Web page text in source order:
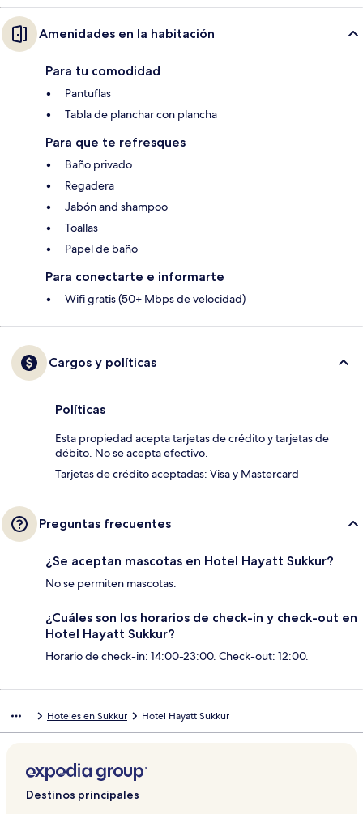
Amenidades en la habitación
Para tu comodidad
Pantuflas
Tabla de planchar con plancha
Para que te refresques
Baño privado
Regadera
Jabón and shampoo
Toallas
Papel de baño
Para conectarte e informarte
Wifi gratis (50+ Mbps de velocidad)
Cargos y políticas
Políticas
Esta propiedad acepta tarjetas de crédito y tarjetas de
débito. No se acepta efectivo.
Tarjetas de crédito aceptadas: Visa y Mastercard
Preguntas frecuentes
¿Se aceptan mascotas en Hotel Hayatt Sukkur?
No se permiten mascotas.
¿Cuáles son los horarios de check-in y check-out en
Hotel Hayatt Sukkur?
Horario de check-in: 14:00-23:00. Check-out: 12:00.
Hoteles en Sukkur Hotel Hayatt Sukkur
Destinos principales